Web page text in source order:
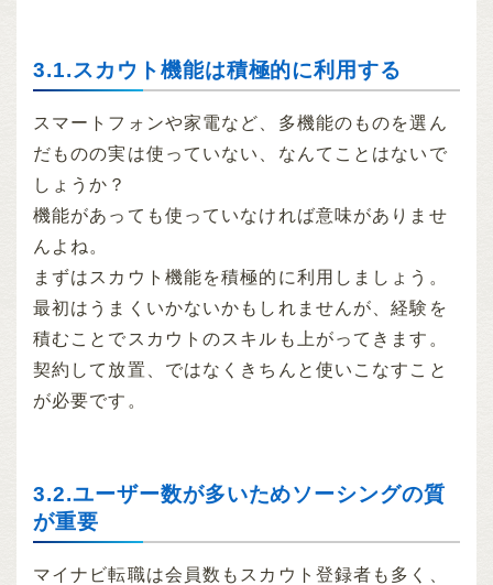
3.1.スカウト機能は積極的に利用する
スマートフォンや家電など、多機能のものを選ん
だものの実は使っていない、なんてことはないで
しょうか？
機能があっても使っていなければ意味がありませ
んよね。
まずはスカウト機能を積極的に利用しましょう。
最初はうまくいかないかもしれませんが、経験を
積むことでスカウトのスキルも上がってきます。
契約して放置、ではなくきちんと使いこなすこと
が必要です。
3.2.ユーザー数が多いためソーシングの質
が重要
マイナビ転職は会員数もスカウト登録者も多く、